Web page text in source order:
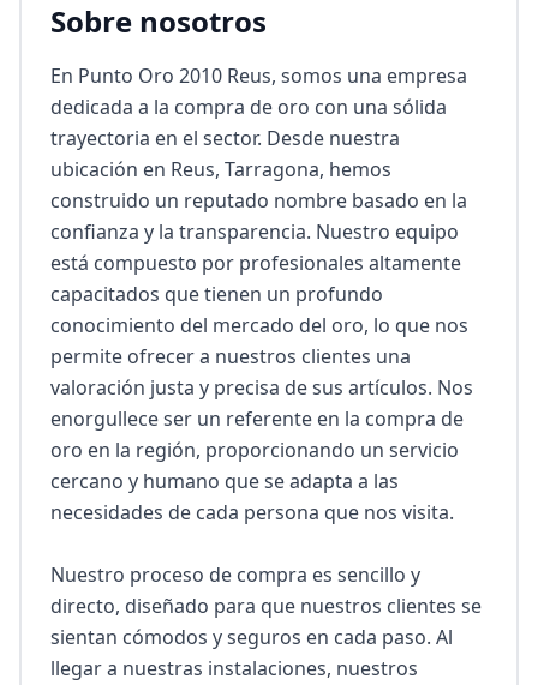
Sobre nosotros
En Punto Oro 2010 Reus, somos una empresa
dedicada a la compra de oro con una sólida
trayectoria en el sector. Desde nuestra
ubicación en Reus, Tarragona, hemos
construido un reputado nombre basado en la
confianza y la transparencia. Nuestro equipo
está compuesto por profesionales altamente
capacitados que tienen un profundo
conocimiento del mercado del oro, lo que nos
permite ofrecer a nuestros clientes una
valoración justa y precisa de sus artículos. Nos
enorgullece ser un referente en la compra de
oro en la región, proporcionando un servicio
cercano y humano que se adapta a las
necesidades de cada persona que nos visita.
Nuestro proceso de compra es sencillo y
directo, diseñado para que nuestros clientes se
sientan cómodos y seguros en cada paso. Al
llegar a nuestras instalaciones, nuestros